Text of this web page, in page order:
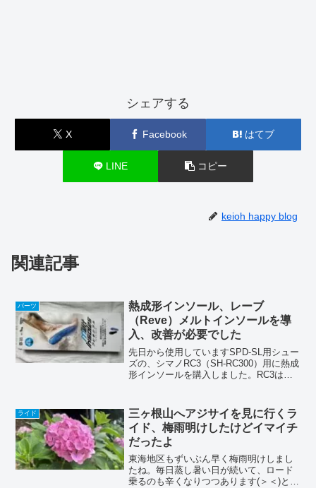
シェアする
X Facebook はてブ
LINE コピー
keioh happy blog
関連記事
パーツ
熱成形インソール、レーブ
（Reve）メルトインソールを導
入、改善が必要でした
先日から使用していますSPD-SL用シュー
ズの、シマノRC3（SH-RC300）用に熱成
形インソールを購入しました。RC3は１
しきれないので何か無いかな〜って探し
ていた...
ライド
三ヶ根山へアジサイを見に行くラ
イド、梅雨明けしたけどイマイチ
だったよ
東海地区もずいぶん早く梅雨明けしまし
たね。毎日蒸し暑い日が続いて、ロード
乗るのも辛くなりつつあります(＞＜)とり